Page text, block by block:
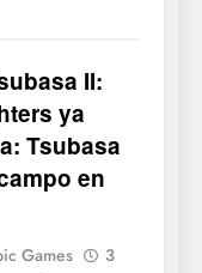
II:
ya
Tsubasa
en
Games
3